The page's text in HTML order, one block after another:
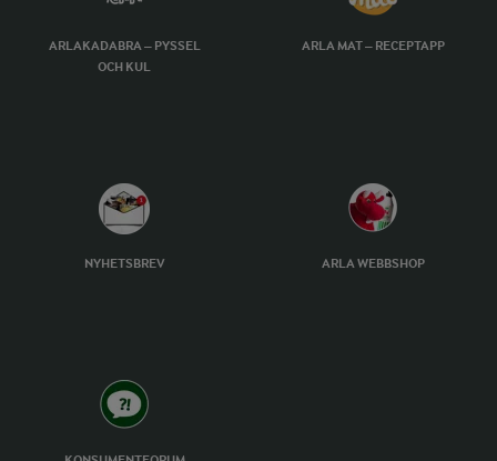
ARLAKADABRA – PYSSEL
OCH KUL
ARLA MAT – RECEPTAPP
NYHETSBREV ARLA WEBBSHOP